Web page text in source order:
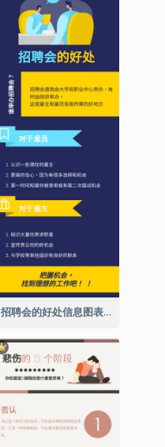
招聘会的好处信息图表